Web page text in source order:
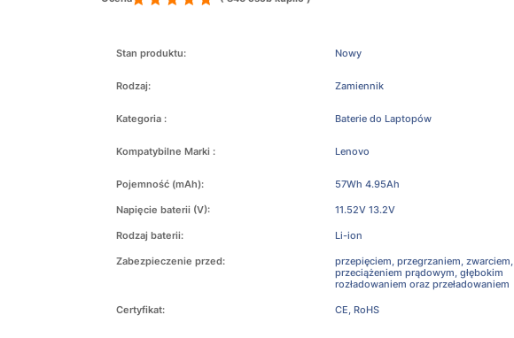
Stan produktu: Nowy
Rodzaj: Zamiennik
Kategoria : Baterie do Laptopów
Kompatybilne Marki : Lenovo
Pojemność (mAh): 57Wh 4.95Ah
Napięcie baterii (V): 11.52V 13.2V
Rodzaj baterii: Li-ion
Zabezpieczenie przed:
przepięciem, przegrzaniem, zwarciem,
przeciążeniem prądowym, głębokim
rozładowaniem oraz przeładowaniem
Certyfikat: CE, RoHS